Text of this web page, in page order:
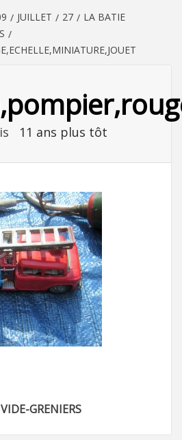
JUILLET 27
LA BATIE
11 ans plus tôt
GRENIERS